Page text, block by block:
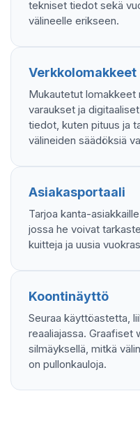
tekniset tiedot sekä
välineelle erikseen.
Verkkolomakkeet
Mukautetut lomakkeet
varaukset ja
tiedot, kuten pituus ja
välineiden säädöksiä
Asiakasportaali
Tarjoa kanta-
jossa he voivat
kuitteja ja uusia
Koontinäyttö
Seuraa käyttöastetta,
reaaliajassa. Graafiset
silmäyksellä, mitkä
on pullonkauloja.